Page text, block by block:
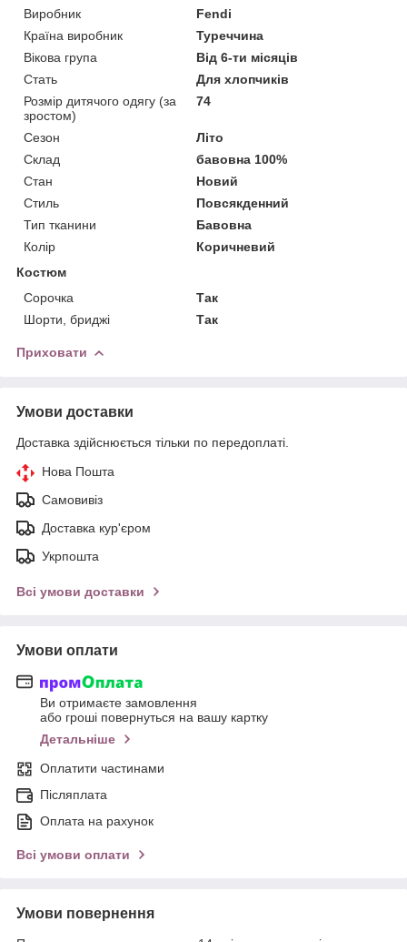
Виробник
Fendi
Країна виробник
Туреччина
Вікова група
Від 6-ти місяців
Стать
Для хлопчиків
Розмір дитячого одягу (за
зростом)
74
Сезон
Літо
Склад
бавовна 100%
Стан
Новий
Стиль
Повсякденний
Тип тканини
Бавовна
Колір
Коричневий
Костюм
Сорочка
Так
Шорти, бриджі
Так
Приховати
Умови доставки
Доставка здійснюється тільки по передоплаті.
Нова Пошта
Самовивіз
Доставка кур'єром
Укрпошта
Всі умови доставки
Умови оплати
Ви отримаєте замовлення
або гроші повернуться на вашу картку
Детальніше
Оплатити частинами
Післяплата
Оплата на рахунок
Всі умови оплати
Умови повернення